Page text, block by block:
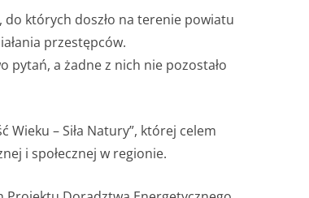
do których doszło na terenie powiatu
przestępców.
a żadne z nich nie pozostało
– Siła Natury”, której celem
i społecznej w regionie.